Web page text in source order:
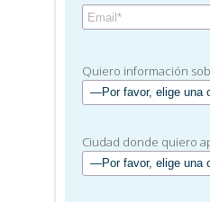
Quiero información
Ciudad donde quiero